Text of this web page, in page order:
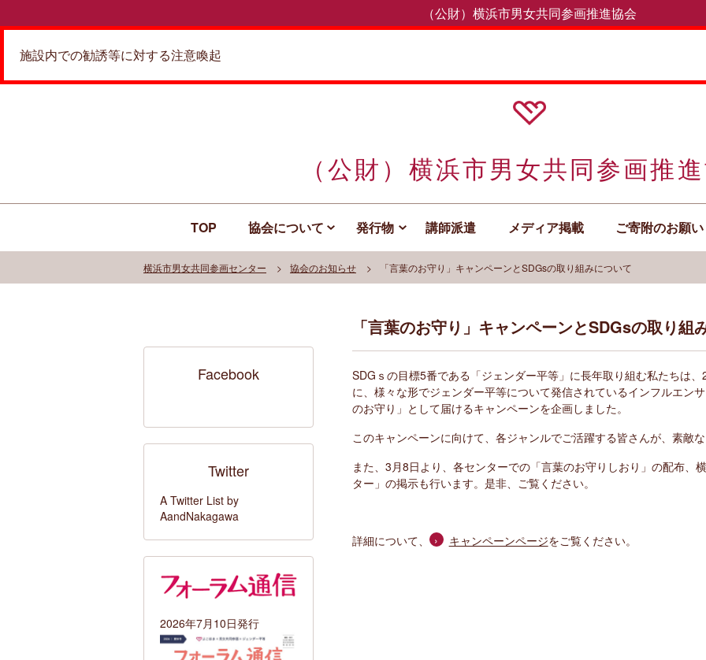
（公財）横浜市男女共同参画推進協会
施設内での勧誘等に対する注意喚起
（公財）横浜市男女共同参画推
TOP 協会について 発行物 講師派遣 メディア掲載 ご寄附のお願い
横浜市男女共同参画センター 協会のお知らせ 「言葉のお守り」キャンペーンとSDGsの取り組みについて
「言葉のお守り」キャンペーンとSDGsの取り組
SDGｓの目標5番である「ジェンダー平等」に長年取り組む私たちは
に、 様々な形でジェンダー平等について発信されているインフルエン
のお守り」として届けるキャンペーンを企画しました。
このキャンペーンに向けて、各ジャンルでご活躍する皆さんが、素敵
また、3月8日より、各センターでの「言葉のお守りしおり」の配布、
ター」の掲示も行います。是非、ご覧ください。
詳細について、 キャンペーンページをご覧ください。
Facebook
Twitter
A Twitter List by
AandNakagawa
2026年7月10日発行